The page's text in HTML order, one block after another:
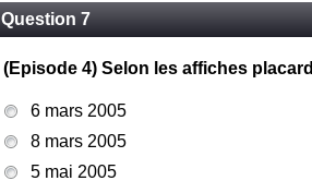
Question 7
(Episode 4) Selon les affiches
6 mars 2005
8 mars 2005
5 mai 2005